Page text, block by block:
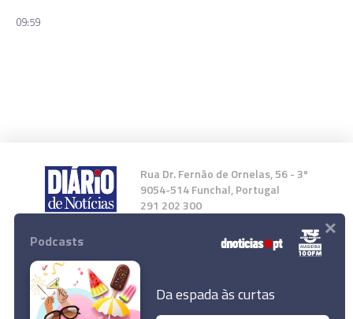
09:59
Rua Dr. Fernão de Ornelas, 56 - 3º
9054-514 Funchal, Portugal
291 202 300
Instale a nossa App
Podcasts
Da espada às curtas
×